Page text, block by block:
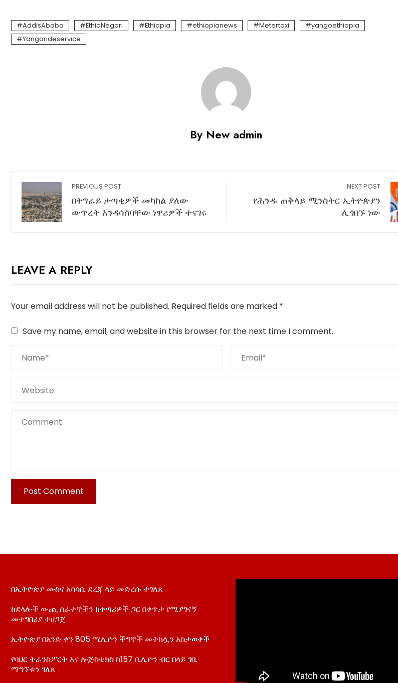
AddisAbaba EthioNegari Ethiopia ethiopianews Metertaxi
yangoethiopia
Yangorideservice
By New admin
PREVIOUS POST
በትግራይ ታጣቂዎች መካከል ያለው
ውጥረት እንዳሳሰባቸው ነዋሪዎች ተናገሩ
NEXT POST
የሕንዱ ጠቅላይ ሚንስትር ኢትዮጵያን
ሊጎበኙ ነው
LEAVE A REPLY
Your email address will not be published. Required fields are marked *
Save my name, email, and website in this browser for the next time I comment.
በኢትዮጵያ ሙስና አሳሳቢ ደረጃ ላይ መድረሱ ተገለጸ
ከደላሎች ውጪ ሰራተኞችን ከቀጣሪዎች ጋር በቀጥታ የሚያገናኝ
መተግበሪያ ተዘጋጀ
ኢትዮጵያ በአንድ ቀን 805 ሚሊዮን ችግኞች መትከሏን አስታወቀች
የባህር ትራንስፖርት እና ሎጅስቲክስ ከ157 ቢሊዮን ብር በላይ ገቢ
ማግኘቱን ገለጸ